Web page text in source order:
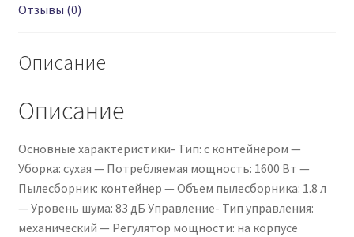
Отзывы (0)
Описание
Описание
Основные характеристики- Тип: с контейнером —
Уборка: сухая — Потребляемая мощность: 1600 Вт —
Пылесборник: контейнер — Объем пылесборника: 1.8 л
— Уровень шума: 83 дБ Управление- Тип управления:
механический — Регулятор мощности: на корпусе